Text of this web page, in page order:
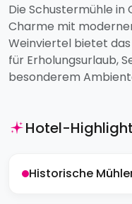
Die Schustermühle
Charme mit
Weinviertel bietet
für Erholungsurlaub,
besonderem
Hotel-
Historische